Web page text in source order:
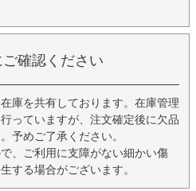
確認ください
庫を共有しております。在庫管理
っていますが、注文確定後に欠品
予めご了承ください。
、ご利用に支障がない細かい傷
する場合がございます。